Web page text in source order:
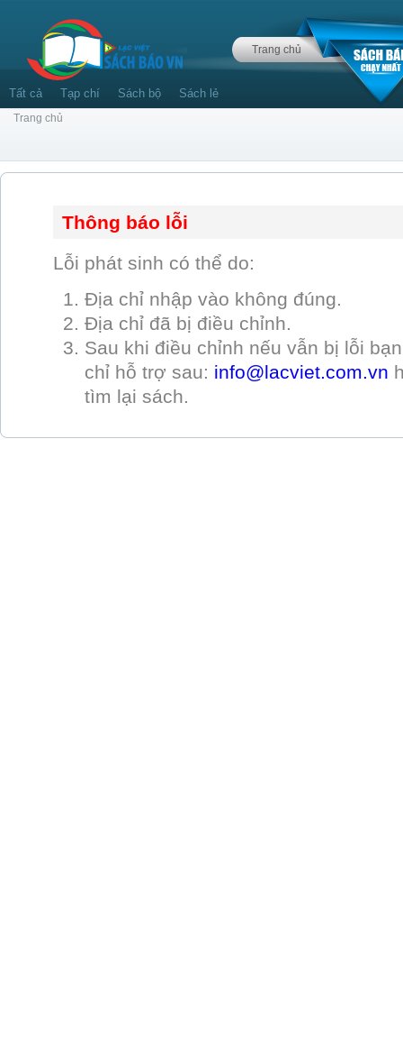
Trang chủ
Tất cả Tạp chí Sách bộ Sách lẻ
Trang chủ
Thông báo lỗi
Lỗi phát sinh có thể do:
Địa chỉ nhập vào không đúng.
Địa chỉ đã bị điều chỉnh.
Sau khi điều chỉnh nếu vẫn bị lỗi
chỉ hỗ trợ sau: info@lacviet.com.vn
tìm lại sách.